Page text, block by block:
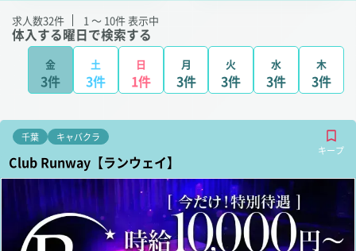
求人数32件 1 ～ 10件 表示中
体入する曜日で検索する
金
3件
土
3件
日
1件
月
3件
火
3件
水
3件
木
3件
千葉
キャバクラ
キープ
Club Runway【ランウェイ】